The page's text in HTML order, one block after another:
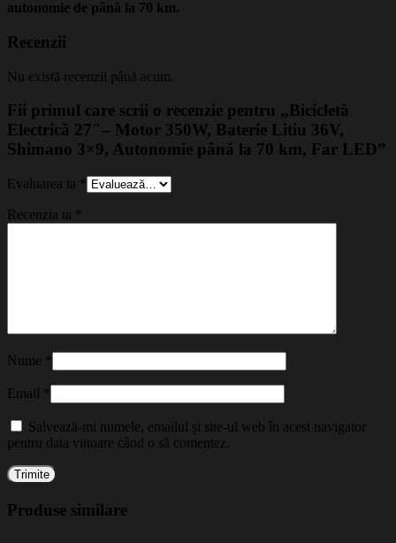
autonomie de până la 70 km.
Recenzii
Nu există recenzii până acum.
Fii primul care scrii o recenzie pentru „Bicicletă
Electrică 27″– Motor 350W, Baterie Litiu 36V,
Shimano 3×9, Autonomie până la 70 km, Far LED”
Evaluarea ta
Recenzia ta
Nume
Email
Salvează-mi numele, emailul și site-ul web în acest navigator
pentru data viitoare când o să comentez.
Produse similare